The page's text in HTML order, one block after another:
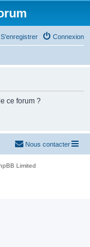
Connexion
S’enregistrer
ce forum ?
Nous contacter
Limited